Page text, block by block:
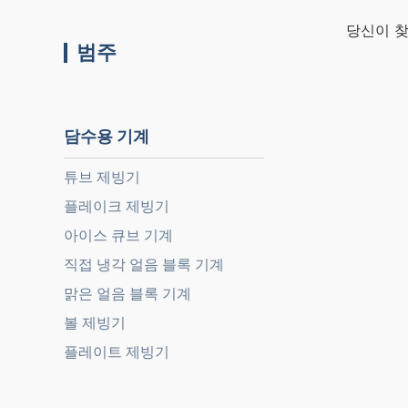
범주
담수용 기계
튜브 제빙기
플레이크 제빙기
아이스 큐브 기계
직접 냉각 얼음 블록 기계
맑은 얼음 블록 기계
볼 제빙기
플레이트 제빙기
당신이